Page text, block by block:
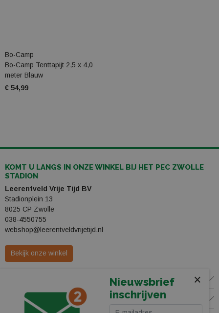
Bo-Camp
Bo-Camp Tenttapijt 2,5 x 4,0
meter Blauw
€ 54,99
KOMT U LANGS IN ONZE WINKEL BIJ HET PEC ZWOLLE
STADION
Leerentveld Vrije Tijd BV
Stadionplein 13
8025 CP Zwolle
038-4550755
webshop@leerentveldvrijetijd.nl
Bekijk onze winkel
WINKEL
KLANTENSERVICE
×
Nieuwsbrief
inschrijven